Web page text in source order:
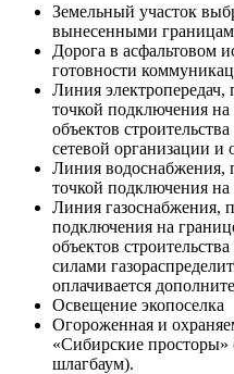
Земельный участок
вынесенными
Дорога в асфальтовом
готовности
Линия электропередач,
точкой подключения
объектов
сетевой организации и
Линия водоснабжения,
точкой подключения на
Линия газоснабжения,
подключения на
объектов
силами
оплачивается
Освещение экопоселка
Огороженная и
«Сибирские
шлагбаум).